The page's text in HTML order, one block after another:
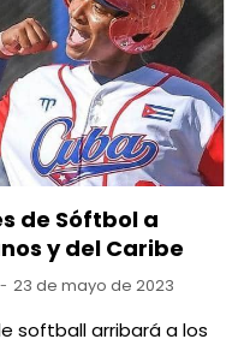
de Sóftbol a
y del Caribe
23 de mayo de 2023
softball arribará a los